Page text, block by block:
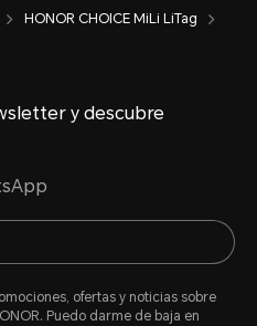
HONOR CHOICE MiLi LiTag
y descubre
ofertas y noticias sobre
Puedo darme de baja en